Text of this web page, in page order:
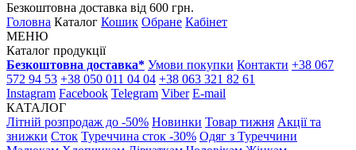
Безкоштовна доставка від 600 грн.
Головна Каталог Кошик Обране Кабінет
МЕНЮ
Каталог продукції
Безкоштовна доставка* Умови покупки Контакти +38 067
572 94 53 +38 050 011 04 04 +38 063 321 82 61
Instagram Facebook Telegram Viber E-mail
КАТАЛОГ
Літній розпродаж до -50% Новинки Товар тижня Акції та
знижки Сток Туреччина сток -30% Одяг з Туреччини